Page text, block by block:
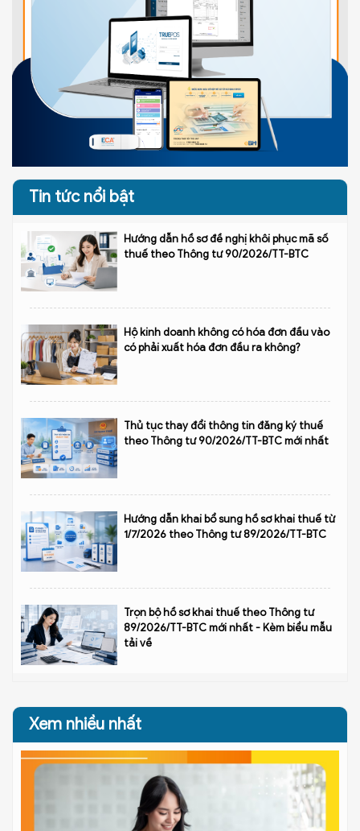
Tin tức nổi bật
Hướng dẫn hồ sơ đề nghị khôi phục mã số
thuế theo Thông tư 90/2026/TT-BTC
Hộ kinh doanh không có hóa đơn đầu vào
có phải xuất hóa đơn đầu ra không?
Thủ tục thay đổi thông tin đăng ký thuế
theo Thông tư 90/2026/TT-BTC mới nhất
Hướng dẫn khai bổ sung hồ sơ khai thuế từ
1/7/2026 theo Thông tư 89/2026/TT-BTC
Trọn bộ hồ sơ khai thuế theo Thông tư
89/2026/TT-BTC mới nhất - Kèm biểu mẫu
tải về
Xem nhiều nhất